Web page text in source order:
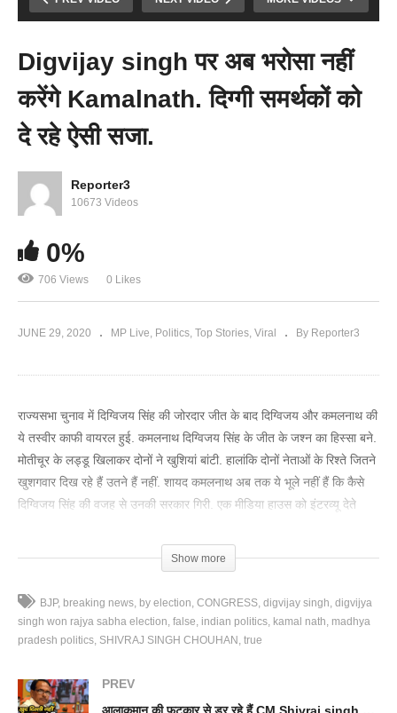
Copy Embed Code
भाजपा कार्यकर्ताओं ने प्रदेश के पूर्व सीएम कमलनाथ का पुतला
जलाया
Digvijay singh पर अब भरोसा नहीं
करेंगे Kamalnath. दिग्गी समर्थकों को
दे रहे ऐसी सजा.
Reporter3
10673 Videos
0%
706 Views 0 Likes
JUNE 29, 2020 MP Live Politics Top Stories Viral By Reporter3
राज्यसभा चुनाव में दिग्विजय सिंह की जोरदार जीत के बाद दिग्विजय और कमलनाथ की
ये तस्वीर काफी वायरल हुई. कमलनाथ दिग्विजय सिंह के जीत के जश्न का हिस्सा बने.
मोतीचूर के लड्डू खिलाकर दोनों ने खुशियां बांटी. हालांकि दोनों नेताओं के रिश्ते जितने
खुशगवार दिख रहे हैं उतने हैं नहीं. शायद कमलनाथ अब तक ये भूले नहीं हैं कि कैसे
दिग्विजय सिंह की वजह से उनकी सरकार गिरी. एक मीडिया हाउस को इंटरव्यू देते
जज नहीं कर पाए. इसलिए सरकार गिर गई. हालांकि बाद में उन्होंने ये भी कहा कि
उनकी बात को तोड़ मरोड़ कर पेश किया गया. इसके बाद दोनों नेता जिस तरीके से
साथ दिखे तो यही लगता रहा कि दोनों पुराने गिले शिकवे भुला चुके हैं. पर अब जो
फेरबदल प्रदेश कांग्रेस कमेटी में चल रहा है उसे देखते हुए लगता है कि कमलनाथ सब
कुछ भूले नहीं है. वो दिग्विजय सिंह के खिलाफ गुपचुप मिशन शुरू कर चुके हैं. और धीरे
कोषाध्यक्ष पद से गोविंद गोयल को हटा कर हो चुकी है. गोविंद गोयल दिग्विजय सिंह के
बेहद करीबी माने जाते हैं. ऐसे में उनके खास को पद से हटा कर कमलनाथ ने संदेश दे
Show more
BJP breaking news by election CONGRESS digvijay singh digvijya
singh won rajya sabha election false indian politics kamal nath madhya
pradesh politics SHIVRAJ SINGH CHOUHAN true
PREV